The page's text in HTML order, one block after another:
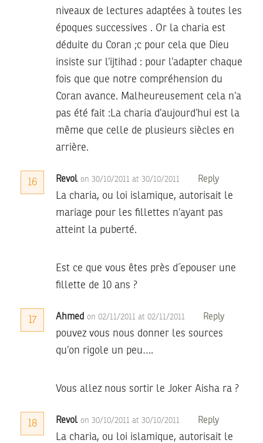
niveaux de lectures adaptées à toutes les
époques successives . Or la charia est
déduite du Coran ;c pour cela que Dieu
insiste sur l’ijtihad : pour l’adapter chaque
fois que que notre compréhension du
Coran avance. Malheureusement cela n’a
pas été fait :La charia d’aujourd’hui est la
même que celle de plusieurs siècles en
arrière.
16 Revol on 30/10/2011 at 30/10/2011 Reply
La charia, ou loi islamique, autorisait le
mariage pour les fillettes n’ayant pas
atteint la puberté.
Est ce que vous êtes près d´epouser une
fillette de 10 ans ?
17 Ahmed on 02/11/2011 at 02/11/2011 Reply
pouvez vous nous donner les sources
qu’on rigole un peu….
Vous allez nous sortir le Joker Aisha ra ?
18 Revol on 30/10/2011 at 30/10/2011 Reply
La charia, ou loi islamique, autorisait le